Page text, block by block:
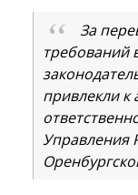
За
требований
привлекли к
Управления